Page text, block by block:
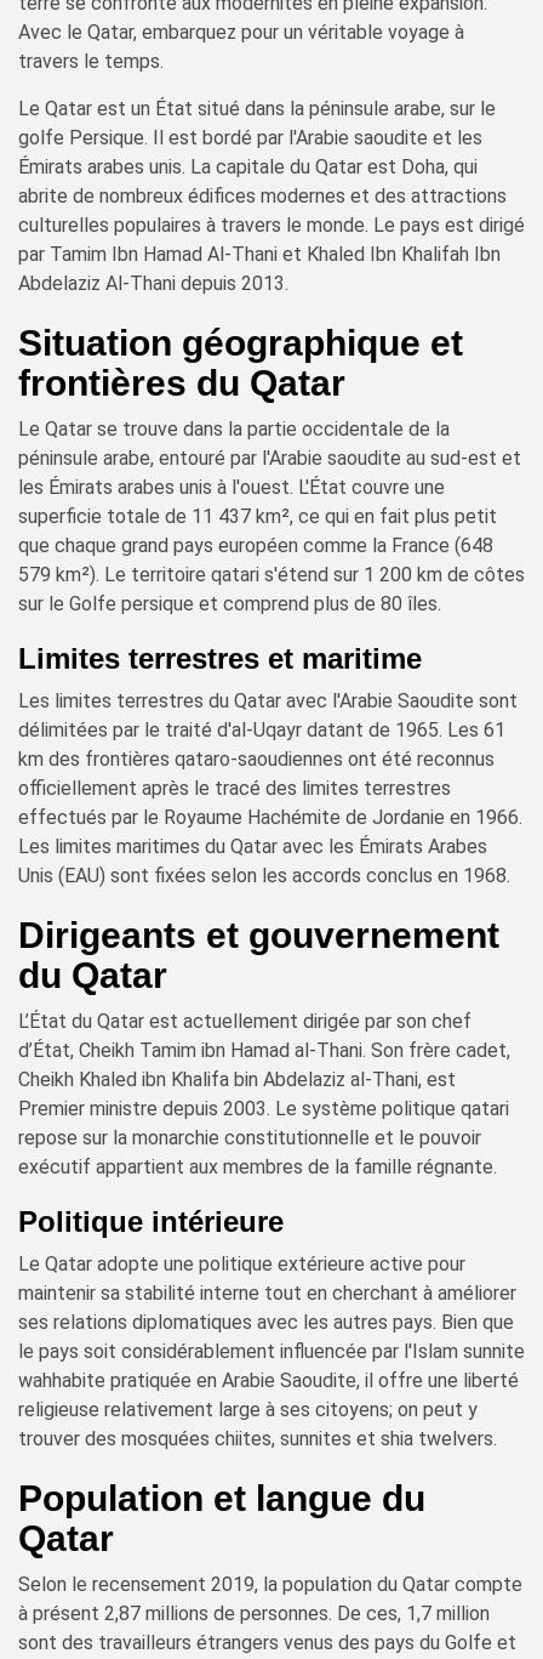
Avec le Qatar, embarquez pour un véritable voyage à
travers le temps.
Le Qatar est un État situé dans la péninsule arabe, sur le
golfe Persique. Il est bordé par l'Arabie saoudite et les
Émirats arabes unis. La capitale du Qatar est Doha, qui
abrite de nombreux édifices modernes et des attractions
culturelles populaires à travers le monde. Le pays est dirigé
par Tamim Ibn Hamad Al-Thani et Khaled Ibn Khalifah Ibn
Abdelaziz Al-Thani depuis 2013.
Situation géographique et
frontières du Qatar
Le Qatar se trouve dans la partie occidentale de la
péninsule arabe, entouré par l'Arabie saoudite au sud-est et
les Émirats arabes unis à l'ouest. L'État couvre une
superficie totale de 11 437 km², ce qui en fait plus petit
que chaque grand pays européen comme la France (648
579 km²). Le territoire qatari s'étend sur 1 200 km de côtes
sur le Golfe persique et comprend plus de 80 îles.
Limites terrestres et maritime
Les limites terrestres du Qatar avec l'Arabie Saoudite sont
délimitées par le traité d'al-Uqayr datant de 1965. Les 61
km des frontières qataro-saoudiennes ont été reconnus
officiellement après le tracé des limites terrestres
effectués par le Royaume Hachémite de Jordanie en 1966.
Les limites maritimes du Qatar avec les Émirats Arabes
Unis (EAU) sont fixées selon les accords conclus en 1968.
Dirigeants et gouvernement
du Qatar
L’État du Qatar est actuellement dirigée par son chef
d’État, Cheikh Tamim ibn Hamad al-Thani. Son frère cadet,
Cheikh Khaled ibn Khalifa bin Abdelaziz al-Thani, est
Premier ministre depuis 2003. Le système politique qatari
repose sur la monarchie constitutionnelle et le pouvoir
exécutif appartient aux membres de la famille régnante.
Politique intérieure
Le Qatar adopte une politique extérieure active pour
maintenir sa stabilité interne tout en cherchant à améliorer
ses relations diplomatiques avec les autres pays. Bien que
le pays soit considérablement influencée par l'Islam sunnite
wahhabite pratiquée en Arabie Saoudite, il offre une liberté
religieuse relativement large à ses citoyens; on peut y
trouver des mosquées chiites, sunnites et shia twelvers.
Population et langue du
Qatar
Selon le recensement 2019, la population du Qatar compte
à présent 2,87 millions de personnes. De ces, 1,7 million
sont des travailleurs étrangers venus des pays du Golfe et